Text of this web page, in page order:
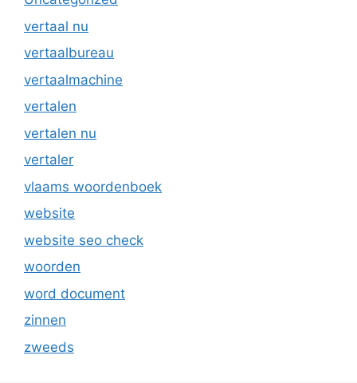
vertaal nu
vertaalbureau
vertaalmachine
vertalen
vertalen nu
vertaler
vlaams woordenboek
website
website seo check
woorden
word document
zinnen
zweeds